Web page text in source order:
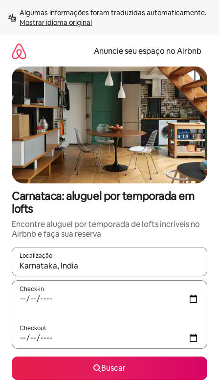
para
Mostrar idioma original
Anuncie seu espaço no Airbnb
Carnataca: aluguel por temporada em
lofts
Encontre aluguel por temporada de lofts incríveis no
Airbnb e faça sua reserva
Localização
Quando os resultados estiverem disponíveis, explore-os
Check-in
Checkout
Buscar